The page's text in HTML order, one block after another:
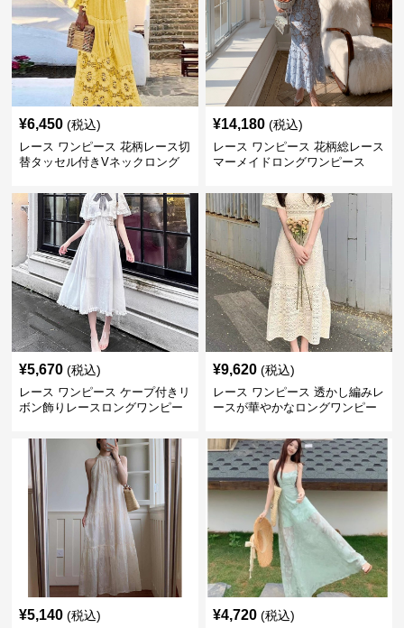
¥6,450 (税込)
レース ワンピース 花柄レース切
替タッセル付きVネックロング
¥14,180 (税込)
レース ワンピース 花柄総レース
マーメイドロングワンピース
¥5,670 (税込)
レース ワンピース ケープ付きリ
ボン飾りレースロングワンピー
¥9,620 (税込)
レース ワンピース 透かし編みレ
ースが華やかなロングワンピー
¥5,140 (税込) ¥4,720 (税込)